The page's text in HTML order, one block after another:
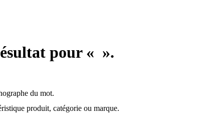
pour « ».
du mot.
produit, catégorie ou marque.